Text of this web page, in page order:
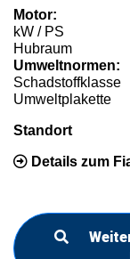
Motor:
kW / PS
Hubraum
Umweltnormen:
Schadstoffklasse
Umweltplakette
Standort
Details zum